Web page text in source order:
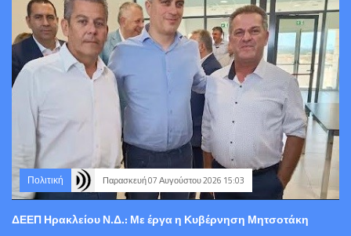
Πολιτική Παρασκευή 07 Αυγούστου 2026 15:03
ΔΕΕΠ Ηρακλείου Ν.Δ.: Με έργα η Κυβέρνηση Μητσοτάκη